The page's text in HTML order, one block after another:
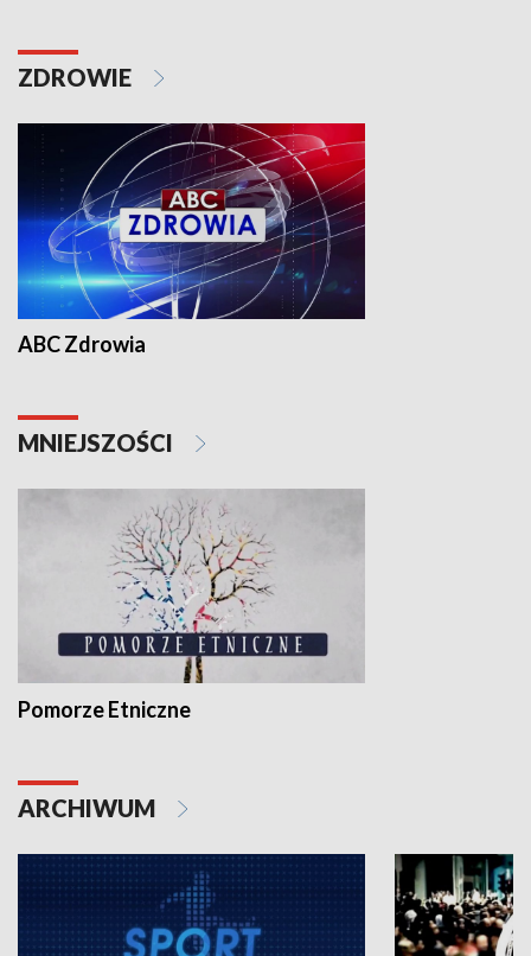
ZDROWIE
ABC Zdrowia
MNIEJSZOŚCI
Pomorze Etniczne
ARCHIWUM